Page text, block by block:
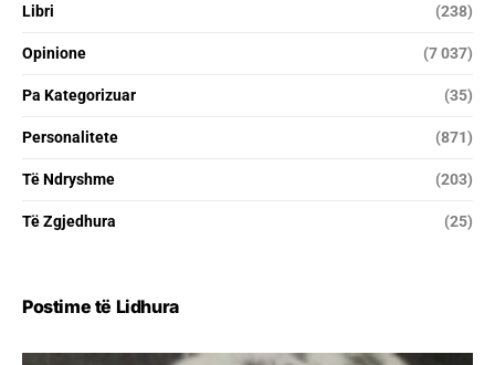
Libri (238)
Opinione (7 037)
Pa Kategorizuar (35)
Personalitete (871)
Të Ndryshme (203)
Të Zgjedhura (25)
Postime të Lidhura